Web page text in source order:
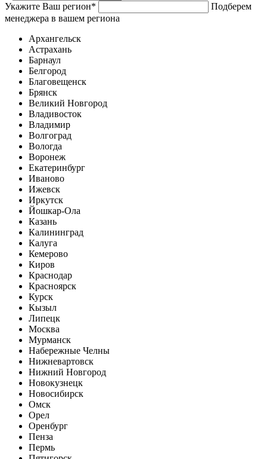
Укажите Ваш регион*
Подберем
менеджера в вашем региона
Архангельск
Астрахань
Барнаул
Белгород
Благовещенск
Брянск
Великий Новгород
Владивосток
Владимир
Волгоград
Вологда
Воронеж
Екатеринбург
Иваново
Ижевск
Иркутск
Йошкар-Ола
Казань
Калининград
Калуга
Кемерово
Киров
Краснодар
Красноярск
Курск
Кызыл
Липецк
Москва
Мурманск
Набережные Челны
Нижневартовск
Нижний Новгород
Новокузнецк
Новосибирск
Омск
Орел
Оренбург
Пенза
Пермь